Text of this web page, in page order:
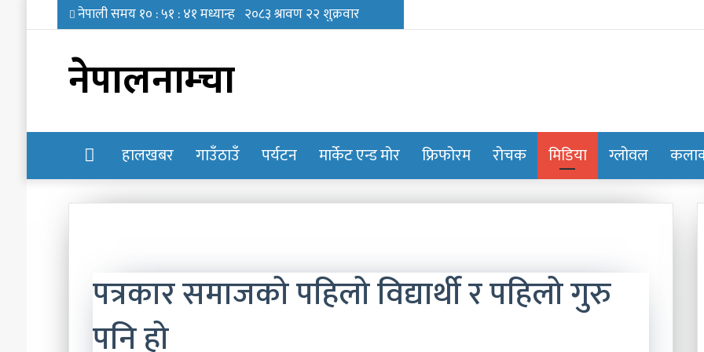
नेपालनाम्चा
होमपेजहालखबर गाउँठाउँ पर्यटन मार्केट एन्ड मोर फ्रिफोरम रोचक मिडिया ग्लोवल
पत्रकार समाजको पहिलो विद्यार्थी र पहिलो गुरु
पनि हो